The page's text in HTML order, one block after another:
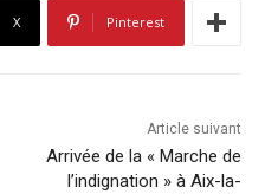
X Pinterest
Article suivant
Arrivée de la « Marche de
l’indignation » à Aix-la-